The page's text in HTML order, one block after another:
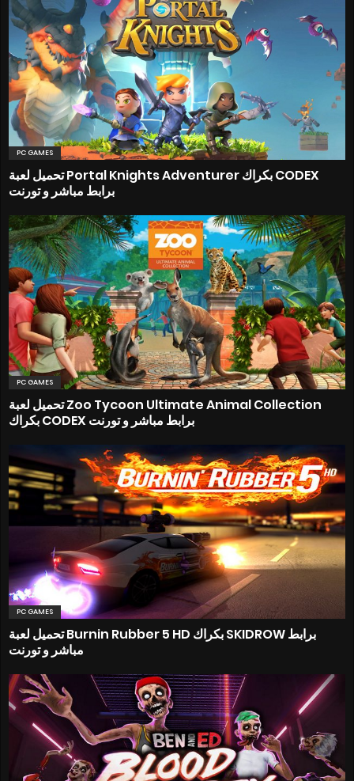
PC GAMES
تحميل لعبة Portal Knights Adventurer بكراك CODEX
برابط مباشر و تورنت
PC GAMES
تحميل لعبة Zoo Tycoon Ultimate Animal Collection
بكراك CODEX برابط مباشر و تورنت
PC GAMES
تحميل لعبة Burnin Rubber 5 HD بكراك SKIDROW برابط
مباشر و تورنت